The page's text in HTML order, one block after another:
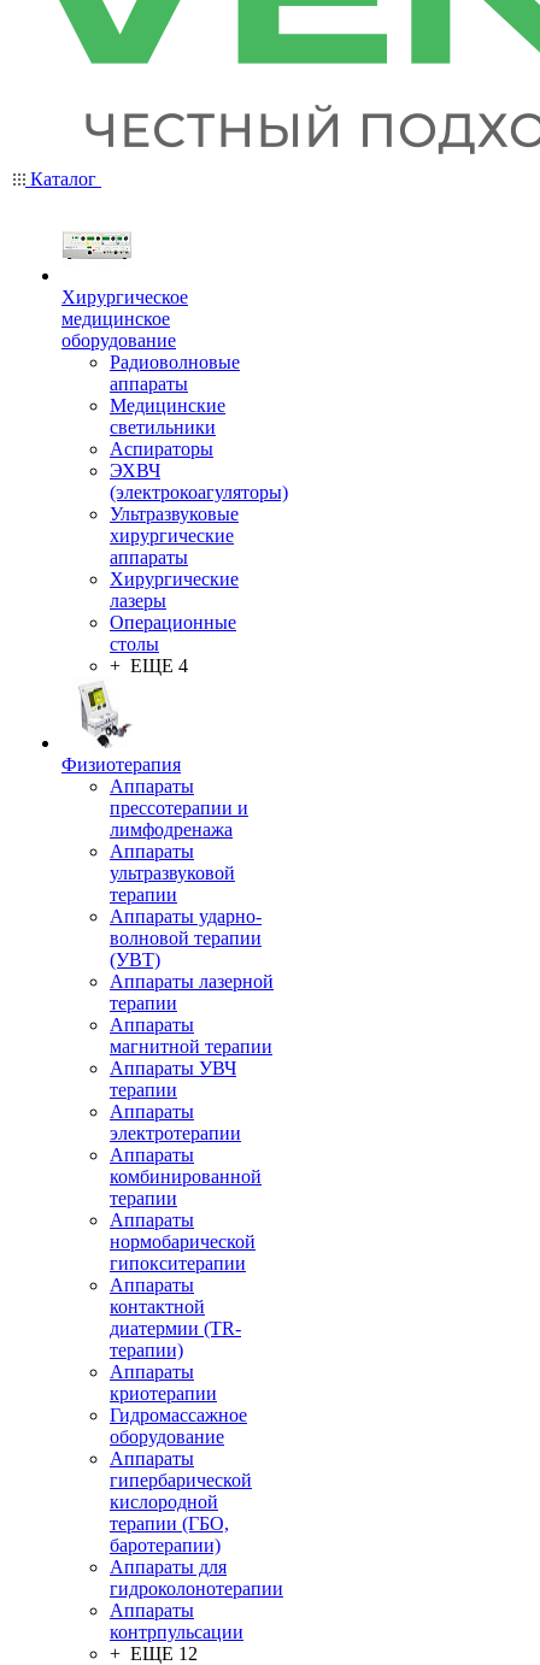
Каталог
Хирургическое
медицинское
оборудование
Радиоволновые
аппараты
Медицинские
светильники
Аспираторы
ЭХВЧ
(электрокоагуляторы)
Ультразвуковые
хирургические
аппараты
Хирургические
лазеры
Операционные
столы
+ ЕЩЕ 4
Физиотерапия
Аппараты
прессотерапии и
лимфодренажа
Аппараты
ультразвуковой
терапии
Аппараты ударно-
волновой терапии
(УВТ)
Аппараты лазерной
терапии
Аппараты
магнитной терапии
Аппараты УВЧ
терапии
Аппараты
электротерапии
Аппараты
комбинированной
терапии
Аппараты
нормобарической
гипокситерапии
Аппараты
контактной
диатермии (TR-
терапии)
Аппараты
криотерапии
Гидромассажное
оборудование
Аппараты
гипербарической
кислородной
терапии (ГБО,
баротерапии)
Аппараты для
гидроколонотерапии
Аппараты
контрпульсации
+ ЕЩЕ 12